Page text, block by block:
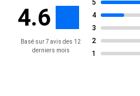
4.6
Basé sur 7 avis des 12
derniers mois
5
4
3
2
1